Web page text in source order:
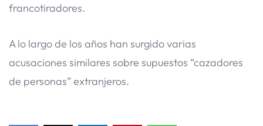
francotiradores.
A lo largo de los años han surgido varias
acusaciones similares sobre supuestos “cazadores
de personas” extranjeros.